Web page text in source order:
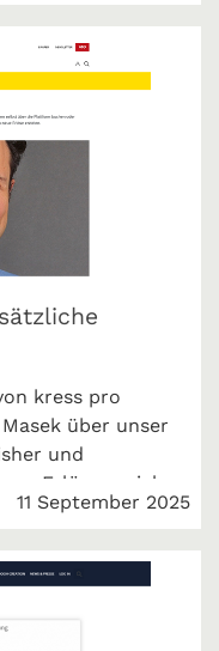
kress pro
über unser
und
Erlöse erzielen.
11 September 2025